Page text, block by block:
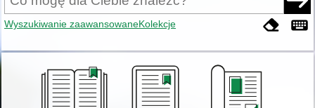
Wyszukiwanie zaawansowaneKolekcje